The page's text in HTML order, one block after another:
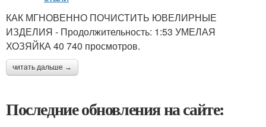
КАК МГНОВЕННО ПОЧИСТИТЬ ЮВЕЛИРНЫЕ
ИЗДЕЛИЯ - Продолжительность: 1:53 УМЕЛАЯ
ХОЗЯЙКА 40 740 просмотров.
читать дальше →
Последние обновления на сайте: